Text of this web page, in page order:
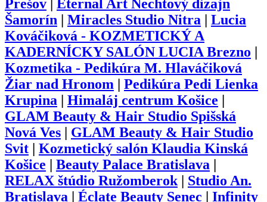
Prešov
Eternal Art Nechtový dizajn
Šamorín
Miracles Studio Nitra
Lucia
Kováčiková - KOZMETICKÝ A
KADERNÍCKY SALÓN LUCIA Brezno
Kozmetika - Pedikúra M. Hlaváčiková
Žiar nad Hronom
Pedikúra Pedi Lienka
Krupina
Himaláj centrum Košice
GLAM Beauty & Hair Studio Spišská
Nová Ves
GLAM Beauty & Hair Studio
Svit
Kozmetický salón Klaudia Kinská
Košice
Beauty Palace Bratislava
RELAX štúdio Ružomberok| Studio An.
Bratislava
Éclate Beauty Senec
Infinity